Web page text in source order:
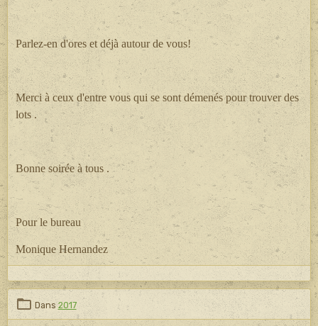
Parlez-en d'ores et déjà autour de vous!
Merci à ceux d'entre vous qui se sont démenés pour trouver des
lots .
Bonne soirée à tous .
Pour le bureau
Monique Hernandez
Dans2017